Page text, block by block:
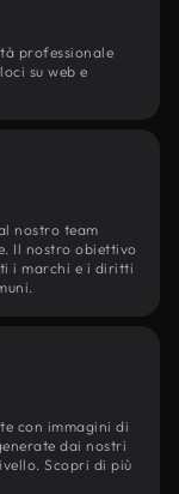
professionale
su web e
nostro team
Il nostro obiettivo
i marchi e i diritti
con immagini di
dai nostri
Scopri di più